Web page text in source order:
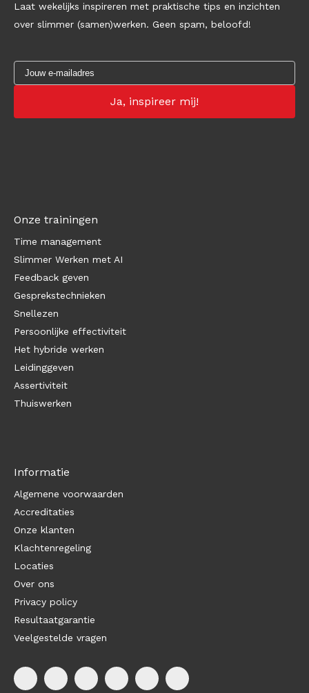
Laat wekelijks inspireren met praktische tips en inzichten
over slimmer (samen)werken. Geen spam, beloofd!
Onze trainingen
Time management
Slimmer Werken met AI
Feedback geven
Gesprekstechnieken
Snellezen
Persoonlijke effectiviteit
Het hybride werken
Leidinggeven
Assertiviteit
Thuiswerken
Informatie
Algemene voorwaarden
Accreditaties
Onze klanten
Klachtenregeling
Locaties
Over ons
Privacy policy
Resultaatgarantie
Veelgestelde vragen